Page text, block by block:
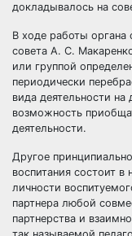
докладывалось на
В ходе работы органа
совета А. С.
или группой
периодически
вида деятельности
возможность
деятельности.
Другое
воспитания состоит
личности
партнера любой
партнерства и